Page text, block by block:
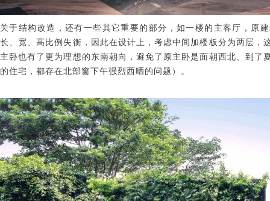
关于结构改造，还有一些其它重要的部分，如一楼的主客厅，原
长、宽、高比例失衡，因此在设计上，考虑中间加楼板分为两层，
主卧也有了更为理想的东南朝向，避免了原主卧是面朝西北、到了
的住宅，都存在北部窗下午强烈西晒的问题）。